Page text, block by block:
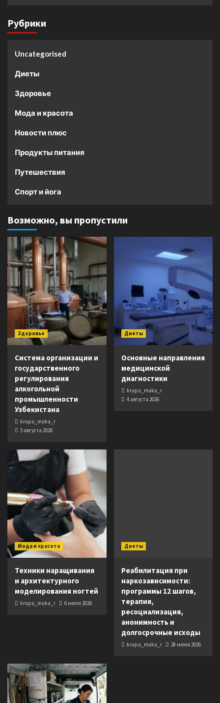
Рубрики
Uncategorised
Диеты
Здоровье
Мода и красота
Новости плюс
Продукты питания
Путешествия
Спорт и йога
Возможно, вы пропустили
Здоровье
Система организации и
государственного
регулирования
алкогольной
промышленности
Узбекистана
krupa_muka_r
5 августа 2026
Диеты
Основные направления
медицинской
диагностики
krupa_muka_r
4 августа 2026
Мода и красота
Техники наращивания
и архитектурного
моделирования ногтей
krupa_muka_r 6 июля 2026
Диеты
Реабилитация при
наркозависимости:
программы 12 шагов,
терапия,
ресоциализация,
анонимность и
долгосрочные исходы
krupa_muka_r 28 июня 2026